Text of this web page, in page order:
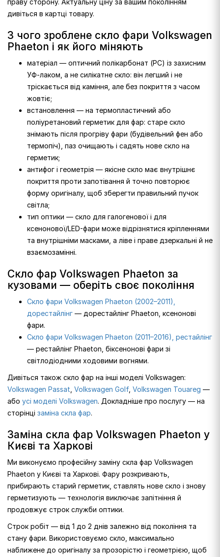
праву сторону. Актуальну ціну за вашим поколінням
дивіться в картці товару.
З чого зроблене скло фари Volkswagen
Phaeton і як його міняють
матеріал — оптичний полікарбонат (PC) із захисним
УФ-лаком, а не силікатне скло: він легший і не
тріскається від каміння, але без покриття з часом
жовтіє;
встановлення — на термопластичний або
поліуретановий герметик для фар: старе скло
знімають після прогріву фари (будівельний фен або
термопіч), паз очищають і садять нове скло на
герметик;
антифог і геометрія — якісне скло має внутрішнє
покриття проти запотівання й точно повторює
форму оригіналу, щоб зберегти правильний пучок
світла;
тип оптики — скло для галогенової і для
ксенонової/LED-фари може відрізнятися кріпленнями
та внутрішніми масками, а ліве і праве дзеркальні й не
взаємозамінні.
Скло фар Volkswagen Phaeton за
кузовами — оберіть своє покоління
Скло фари Volkswagen Phaeton (2002–2011),
дорестайлінг — дорестайлінг Phaeton, ксенонові
фари.
Скло фари Volkswagen Phaeton (2011–2016), рестайлінг
— рестайлінг Phaeton, біксенонові фари зі
світлодіодними ходовими вогнями.
Дивіться також скло фар на інші моделі Volkswagen:
Volkswagen Passat Volkswagen Golf, Volkswagen Touareg —
або усі моделі Volkswagen. Докладніше про послугу — на
сторінці заміна скла фар.
Заміна скла фар Volkswagen Phaeton у
Києві та Харкові
Ми виконуємо професійну заміну скла фар Volkswagen
Phaeton у Києві та Харкові. Фару розкривають,
прибирають старий герметик, ставлять нове скло і знову
герметизують — технологія виключає запітніння й
продовжує строк служби оптики.
Строк робіт — від 1 до 2 днів залежно від покоління та
стану фари. Використовуємо скло, максимально
наближене до оригіналу за прозорістю і геометрією, щоб